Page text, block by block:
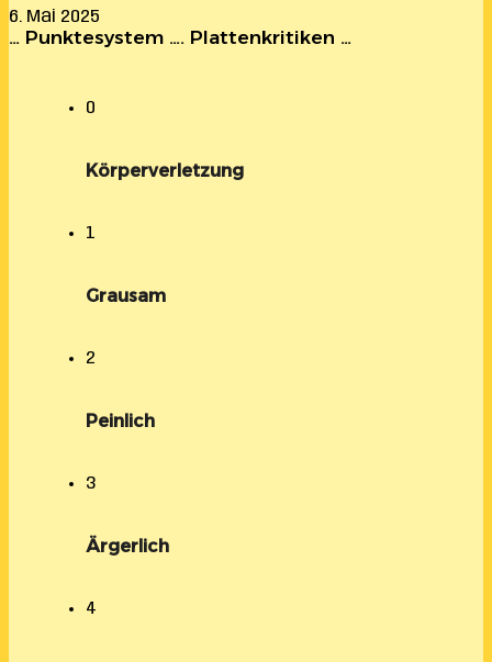
6. Mai 2025
… Punktesystem …. Plattenkritiken …
0
Körperverletzung
1
Grausam
2
Peinlich
3
Ärgerlich
4